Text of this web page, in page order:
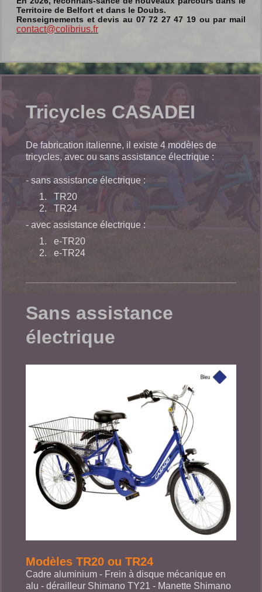
Territoire de Belfort et dans le Doubs.
Renseignements et devis au 07 72 27 47 19 ou par mail
contact@colibrius.fr
Tricycles CASADEI
De fabrication italienne, il existe 4 modèles de
tricycles, avec ou sans assistance électrique :
- sans assistance électrique :
TR20
TR24
- avec assistance électrique :
e-TR20
e-TR24
Sans assistance
électrique
Modèles TR20 ou TR24
Cadre aluminium - Frein à disque mécanique en
alu - dérailleur Shimano TY21 - Manette Shimano